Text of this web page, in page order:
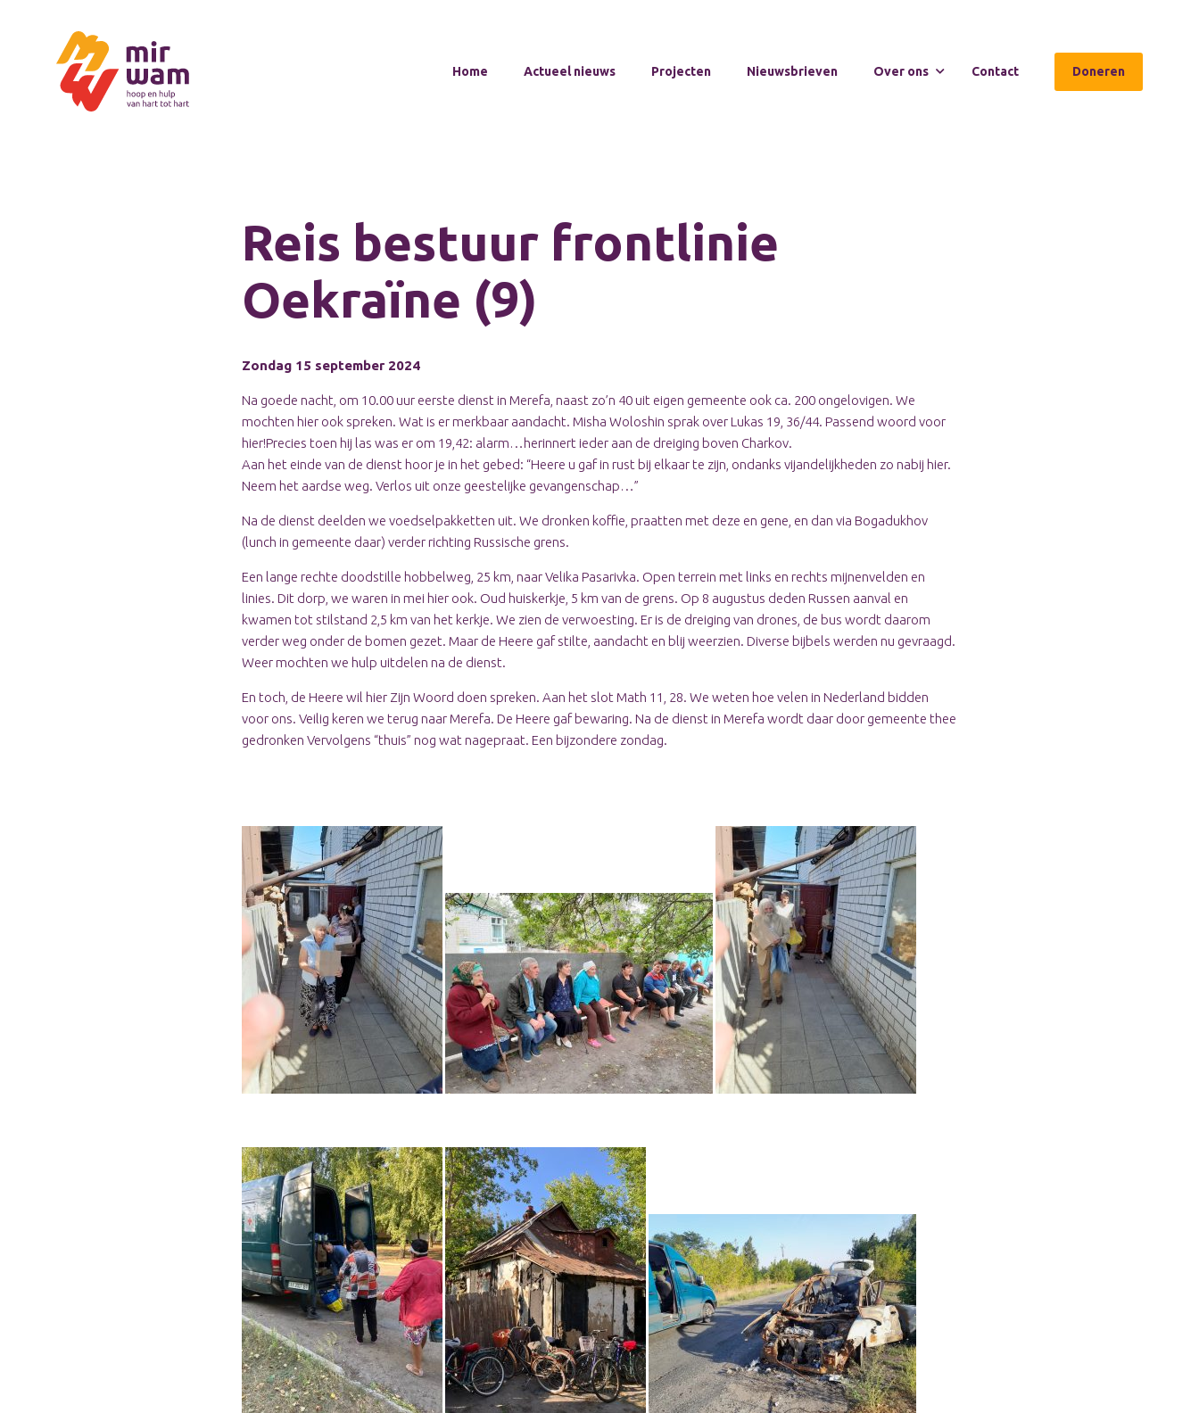
Home Actueel nieuws Projecten Nieuwsbrieven Over ons Contact Doneren
Reis bestuur frontlinie
Oekraïne (9)
Zondag 15 september 2024
Na goede nacht, om 10.00 uur eerste dienst in Merefa, naast zo’n 40 uit eigen gemeente ook ca. 200 ongelovigen. We
mochten hier ook spreken. Wat is er merkbaar aandacht. Misha Woloshin sprak over Lukas 19, 36/44. Passend woord voor
hier!Precies toen hij las was er om 19,42: alarm…herinnert ieder aan de dreiging boven Charkov.
Aan het einde van de dienst hoor je in het gebed: “Heere u gaf in rust bij elkaar te zijn, ondanks vijandelijkheden zo nabij hier.
Neem het aardse weg. Verlos uit onze geestelijke gevangenschap…”
Na de dienst deelden we voedselpakketten uit. We dronken koffie, praatten met deze en gene, en dan via Bogadukhov
(lunch in gemeente daar) verder richting Russische grens.
Een lange rechte doodstille hobbelweg, 25 km, naar Velika Pasarivka. Open terrein met links en rechts mijnenvelden en
linies. Dit dorp, we waren in mei hier ook. Oud huiskerkje, 5 km van de grens. Op 8 augustus deden Russen aanval en
kwamen tot stilstand 2,5 km van het kerkje. We zien de verwoesting. Er is de dreiging van drones, de bus wordt daarom
verder weg onder de bomen gezet. Maar de Heere gaf stilte, aandacht en blij weerzien. Diverse bijbels werden nu gevraagd.
Weer mochten we hulp uitdelen na de dienst.
En toch, de Heere wil hier Zijn Woord doen spreken. Aan het slot Math 11, 28. We weten hoe velen in Nederland bidden
voor ons. Veilig keren we terug naar Merefa. De Heere gaf bewaring. Na de dienst in Merefa wordt daar door gemeente thee
gedronken Vervolgens “thuis” nog wat nagepraat. Een bijzondere zondag.